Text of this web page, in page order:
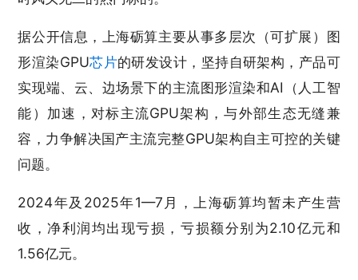
据公开信息，上海砺算主要从事多层次（可扩展）图
形渲染GPU芯片的研发设计，坚持自研架构，产品可
实现端、云、边场景下的主流图形渲染和AI（人工智
能）加速，对标主流GPU架构，与外部生态无缝兼
容，力争解决国产主流完整GPU架构自主可控的关键
问题。
2024年及2025年1—7月，上海砺算均暂未产生营
收，净利润均出现亏损，亏损额分别为2.10亿元和
1.56亿元。